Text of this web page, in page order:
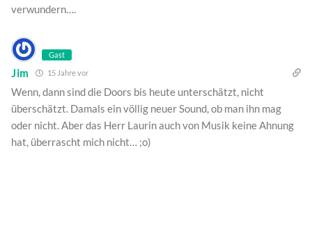
verwundern….
Gast
Jim 15 Jahre vor
Wenn, dann sind die Doors bis heute unterschätzt, nicht
überschätzt. Damals ein völlig neuer Sound, ob man ihn mag
oder nicht. Aber das Herr Laurin auch von Musik keine Ahnung
hat, überrascht mich nicht… ;o)